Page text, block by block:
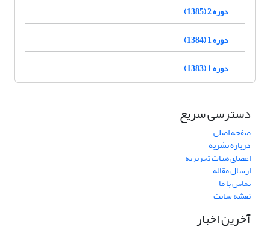
دوره 2 (1385)
دوره 1 (1384)
دوره 1 (1383)
دسترسی سریع
صفحه اصلی
درباره نشریه
اعضای هیات تحریریه
ارسال مقاله
تماس با ما
نقشه سایت
آخرین اخبار